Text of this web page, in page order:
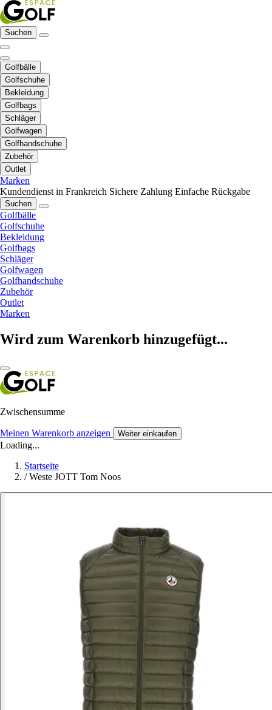
Suchen
Golfbälle
Golfschuhe
Bekleidung
Golfbags
Schläger
Golfwagen
Golfhandschuhe
Zubehör
Outlet
Marken
Kundendienst in Frankreich Sichere Zahlung Einfache Rückgabe
Suchen
Golfbälle
Golfschuhe
Bekleidung
Golfbags
Schläger
Golfwagen
Golfhandschuhe
Zubehör
Outlet
Marken
Wird zum Warenkorb hinzugefügt...
Zwischensumme
Meinen Warenkorb anzeigen Weiter einkaufen
Loading...
Startseite
/ Weste JOTT Tom Noos